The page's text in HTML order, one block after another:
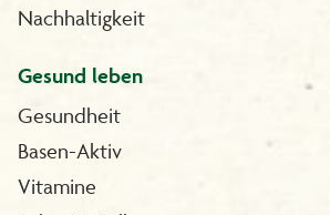
Nachhaltigkeit
Gesund leben
Gesundheit
Basen-Aktiv
Vitamine